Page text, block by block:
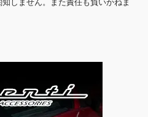
しません。また責任も負いかねま